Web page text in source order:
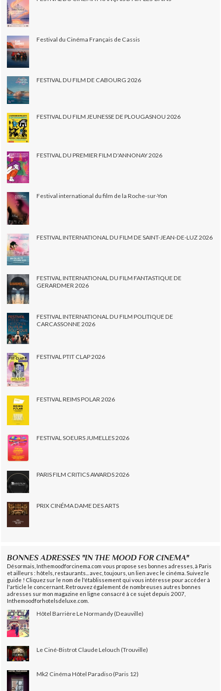
Festival du Cinéma Français de Cassis
FESTIVAL DU FILM DE CABOURG 2026
FESTIVAL DU FILM JEUNESSE DE PLOUGASNOU 2026
FESTIVAL DU PREMIER FILM D'ANNONAY 2026
Festival international du film de la Roche-sur-Yon
FESTIVAL INTERNATIONAL DU FILM DE SAINT-JEAN-DE-LUZ 2026
FESTIVAL INTERNATIONAL DU FILM FANTASTIQUE DE
GERARDMER 2026
FESTIVAL INTERNATIONAL DU FILM POLITIQUE DE
CARCASSONNE 2026
FESTIVAL PTIT CLAP 2026
FESTIVAL REIMS POLAR 2026
FESTIVAL SOEURS JUMELLES 2026
PARIS FILM CRITICS AWARDS 2026
PRIX CINÉMA DAME DES ARTS
BONNES ADRESSES "IN THE MOOD FOR CINEMA"
Désormais, Inthemoodforcinema.com vous propose ses bonnes adresses, à Paris
et ailleurs : hôtels, restaurants... avec, toujours, un lien avec le cinéma. Suivez le
guide ! Cliquez sur le nom de l'établissement qui vous intéresse pour accéder à
l'article le concernant. Retrouvez également de nombreuses autres bonnes
adresses sur mon magazine en ligne consacré à ce sujet depuis 2007,
Inthemoodforhotelsdeluxe.com.
Hôtel Barrière Le Normandy (Deauville)
Le Ciné-Bistrot Claude Lelouch (Trouville)
Mk2 Cinéma Hôtel Paradiso (Paris 12)